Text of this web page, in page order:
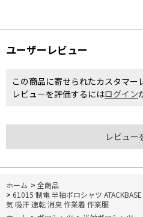
ユーザーレビュー
この商品に寄せられたカスタマー
レビューを評価するにはログイン
レビュー
ホーム > 全商品
> 61015 制電 半袖ポロシャツ
気 吸汗 速乾 消臭 作業着 作業服